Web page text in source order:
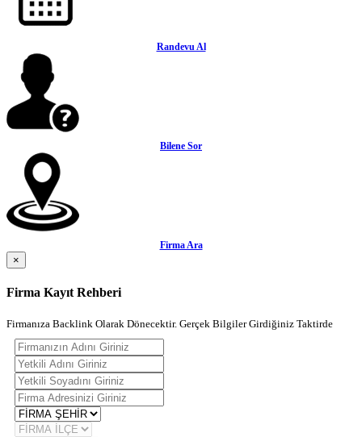
Randevu Al
Bilene Sor
Firma Ara
×
Firma Kayıt Rehberi
Firmanıza Backlink Olarak Dönecektir. Gerçek Bilgiler Girdiğiniz Taktirde